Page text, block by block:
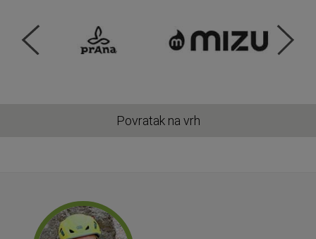
Povratak na vrh